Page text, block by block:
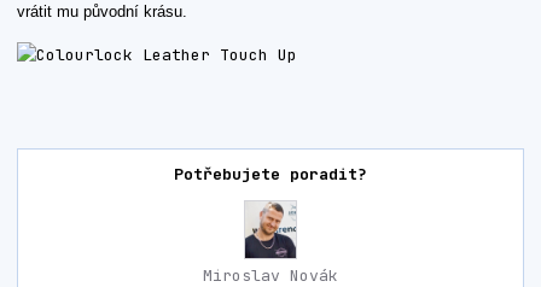
vrátit mu původní krásu.
Potřebujete poradit?
Miroslav Novák